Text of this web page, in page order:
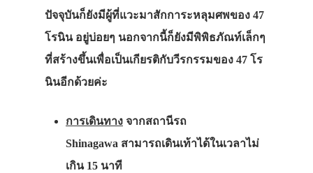
ปัจจุบันก็ยังมีผู้ที่แวะมาสักการะหลุมศพของ 47
โรนิน อยู่บ่อยๆ นอกจากนี้ก็ยังมีพิพิธภัณท์เล็กๆ
ที่สร้างขึ้นเพื่อเป็นเกียรติกับวีรกรรมของ 47 โร
นินอีกด้วยค่ะ
การเดินทาง จากสถานีรถ
Shinagawa สามารถเดินเท้าได้ในเวลาไม่
เกิน 15 นาที